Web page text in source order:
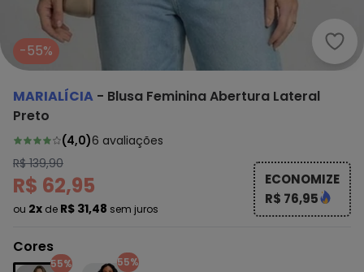
-55%
MARIALÍCIA - Blusa Feminina Abertura Lateral
Preto
(4,0)6 avaliações
R$ 139,90
R$ 62,95
ou 2x de R$ 31,48 sem juros
ECONOMIZE
R$ 76,95
Cores
55% 55%